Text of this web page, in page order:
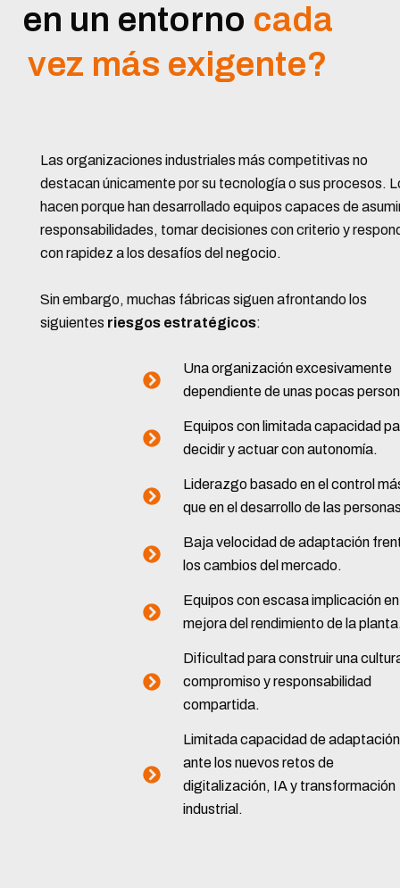
en un entorno cada
vez más exigente?
Las organizaciones industriales más competitivas no
destacan únicamente por su tecnología o sus procesos.
hacen porque han desarrollado equipos capaces de
responsabilidades, tomar decisiones con criterio y
con rapidez a los desafíos del negocio.
Sin embargo, muchas fábricas siguen afrontando los
siguientes riesgos estratégicos:
Una organización excesivamente
dependiente de unas pocas
Equipos con limitada capacidad
decidir y actuar con autonomía.
Liderazgo basado en el control
que en el desarrollo de las
Baja velocidad de adaptación
los cambios del mercado.
Equipos con escasa implicación
mejora del rendimiento de la
Dificultad para construir una
compromiso y responsabilidad
compartida.
Limitada capacidad de adaptación
ante los nuevos retos de
digitalización, IA y transformación
industrial.